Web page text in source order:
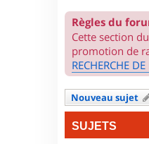
Règles du
Cette section
promotion de
RECHERCHE
Nouveau sujet
SUJETS